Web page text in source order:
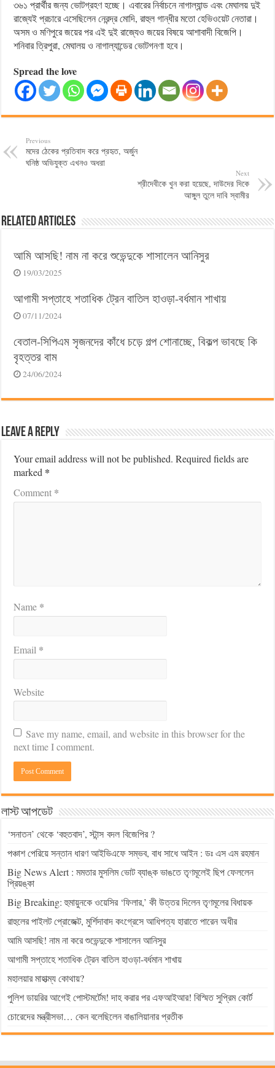
৩৬১ প্রার্থীর জন্য ভোটগ্রহণ হচ্ছে। এবারের নির্বাচনে নাগাল্যান্ড এবং মেঘালয় দুই
রাজ্যেই প্রচারে এসেছিলেন নেরন্দ্র মোদি, রাহুল গান্ধীর মতো হেভিওয়েট নেতারা।
অসম ও মণিপুরে জয়ের পর এই দুই রাজ্যেও জয়ের বিষয়ে আশাবাদী বিজেপি।
শনিবার ত্রিপুরা, মেঘালয় ও নাগাল্যান্ডের ভোটগনণা হবে।
Spread the love
Previous
মদের ঠেকের প্রতিবাদ করে প্রহৃত, অর্জুন
ঘনিষ্ঠ অভিযুক্ত এখনও অধরা
Next
শ্রীদেবীকে খুন করা হয়েছে, দাউদের দিকে
আঙ্গুল তুলে দাবি স্বামীর
Related Articles
আমি আসছি! নাম না করে শুভেন্দুকে শাসালেন আনিসুর
19/03/2025
আগামী সপ্তাহে শতাধিক ট্রেন বাতিল হাওড়া-বর্ধমান শাখায়
07/11/2024
বেতাল-সিপিএম সৃজনদের কাঁধে চড়ে গল্প শোনাচ্ছে, বিকল্প ভাবছে কি
বৃহত্তর বাম
24/06/2024
Leave a Reply
Your email address will not be published. Required fields are
marked *
Comment *
Name *
Email *
Website
Save my name, email, and website in this browser for the
next time I comment.
লাস্ট আপডেট
‘সনাতন’ থেকে ‘বহুতবাদ’, স্টান্স বদল বিজেপির ?
পঞ্চাশ পেরিয়ে সন্তান ধারণ আইভিএফে সম্ভব, বাধ সাধে আইন : ডঃ এস এম রহমান
Big News Alert : মমতার মুসলিম ভোট ব্যাঙ্ক ভাঙতে তৃণমূলেই ছিপ ফেললেন
প্রিয়ঙ্কা
Big Breaking: হুমায়ুনকে ওয়েসির ‘ফিলার,’ কী উত্তর দিলেন তৃণমূলের বিধায়ক
রাহুলের পাইলট প্রোজেক্ট, মুর্শিদাবাদ কংগ্রেসে আধিপত্য হারাতে পারেন অধীর
আমি আসছি! নাম না করে শুভেন্দুকে শাসালেন আনিসুর
আগামী সপ্তাহে শতাধিক ট্রেন বাতিল হাওড়া-বর্ধমান শাখায়
মহালয়ার মাহাত্ম্য কোথায়?
পুলিশ ডায়রির আগেই পোস্টমর্টেম! দাহ করার পর এফআইআর! বিস্মিত সুপ্রিম কোর্ট
চোরেদের মন্ত্রীসভা… কেন বলেছিলেন বাঙালিয়ানার প্রতীক